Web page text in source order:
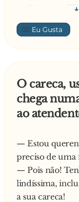
— Sim, meu
banheira e
eu vou ter que
semanas.
— Bastante,
Ela responde:
— Obrigado,
seu caminho.
primeiro hippie
— O que é uma
— Como eu
católico.
👍🏼
O careca,
chega
ao
— Estou
preciso de uma
— Pois não!
lindíssima,
a sua careca!